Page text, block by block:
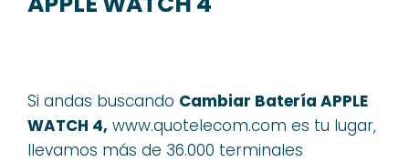
Si andas buscando Cambiar Batería APPLE
WATCH 4, www.quotelecom.com es tu lugar,
llevamos más de 36.000 terminales